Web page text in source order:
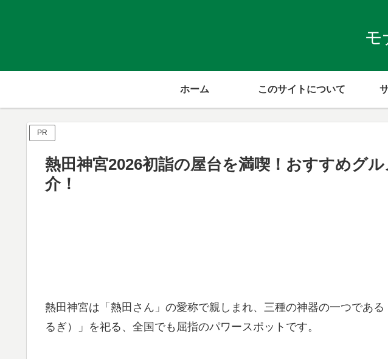
モ
ホーム このサイトについて
PR
熱田神宮2026初詣の屋台を満喫！おすすめグ
介！
熱田神宮は「熱田さん」の愛称で親しまれ、三種の神器の一つであ
るぎ）」を祀る、全国でも屈指のパワースポットです。